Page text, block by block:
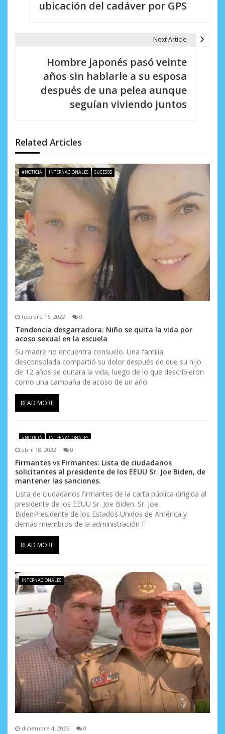
d
e
e
n
t
r
a
d
a
ubicación del cadáver por GPS
Next Article
Hombre japonés pasó veinte
años sin hablarle a su esposa
después de una pelea aunque
seguían viviendo juntos
Related Articles
#NOTICIA INTERNACIONALES SUCESOS
febrero 16, 2022 0
Tendencia desgarradora: Niño se quita la vida por
acoso sexual en la escuela
Su madre no encuentra consuelo. Una familia
desconsolada compartió su dolor después de que su hijo
de 12 años se quitara la vida, luego de lo que describieron
como una campaña de acoso de un año.
READ MORE
#NOTICIA INTERNACIONALES
abril 18, 2022 0
Firmantes vs Firmantes: Lista de ciudadanos
solicitantes al presidente de los EEUU Sr. Joe Biden, de
mantener las sanciones.
Lista de ciudadanos firmantes de la carta pública dirigida al
presidente de los EEUU Sr. Joe Biden: Sr. Joe
BidenPresidente de los Estados Unidos de América,y
demás miembros de la administración F
READ MORE
INTERNACIONALES
diciembre 4, 2025 0